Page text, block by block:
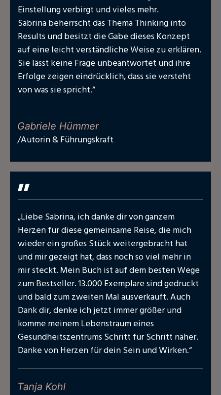
Einstellung verbirgt und vieles mehr.
Sabrina beherrscht das Thema Thinking into
Results und besitzt die Gabe dieses Konzept
auf eine leicht verständliche Weise zu erklären.
Sie lässt keine Frage unbeantwortet und ihre
Erfolge zeigen eindrücklich, dass sie versteht
von was sie spricht.“
Gabriele Hümmer
/Autorin & Führungskraft
"
„Liebe Sabrina, ich danke dir von ganzem
Herzen für diese gemeinsame Reise, die mich
wieder ein großes Stück weitergebracht hat
und mir gezeigt hat, dass noch so viel mehr in
mir steckt. Mein Buch ist auf dem besten Wege
zum Bestseller. 13.000 Exemplare sind gedruckt
und bald zum zweiten Mal ausverkauft. Auch
Dank dir, denke ich jetzt immer größer und
komme meinem Lebenstraum eines
Gesundheitszentrums Schritt für Schritt näher.
Danke von Herzen für dein Sein und Wirken.“
Tanja Kohl